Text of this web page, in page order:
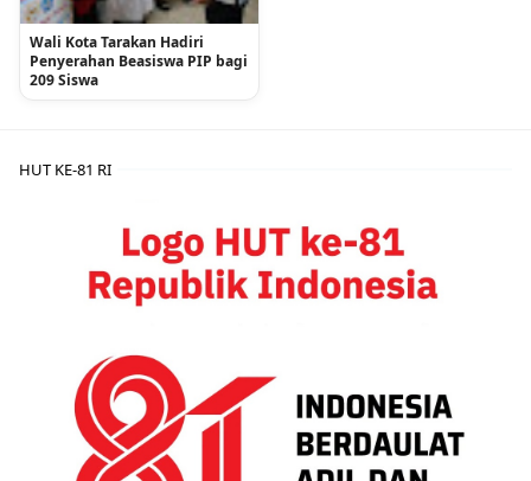
Wali Kota Tarakan Hadiri
Penyerahan Beasiswa PIP bagi
209 Siswa
HUT KE-81 RI